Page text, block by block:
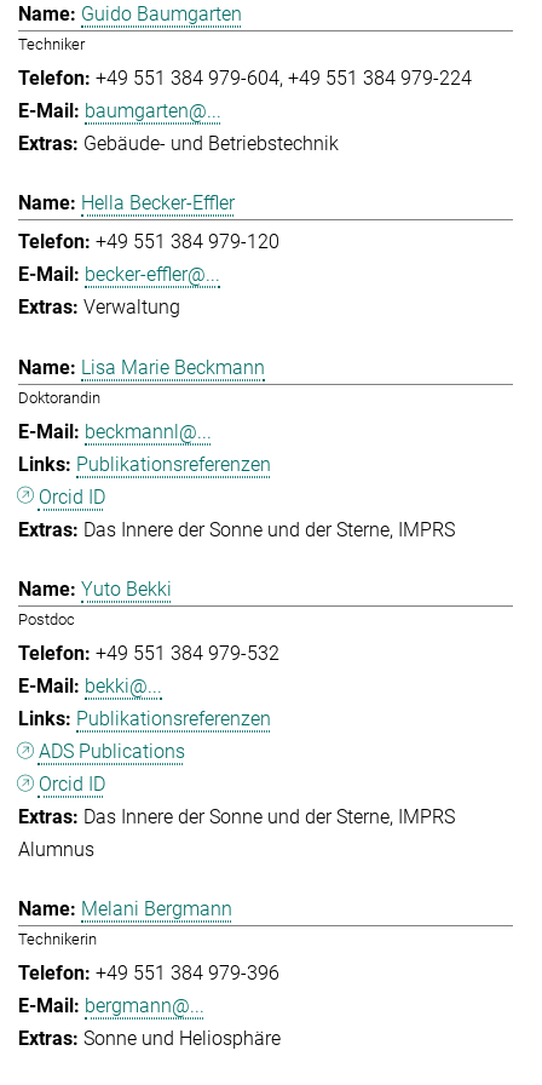
Guido Baumgarten
Techniker
+49 551 384 979-604 +49 551 384 979-224
baumgarten@...
Gebäude- und Betriebstechnik
Hella Becker-Effler
+49 551 384 979-120
becker-effler@...
Verwaltung
Lisa Marie Beckmann
Doktorandin
beckmannl@...
Publikationsreferenzen
Orcid ID
Das Innere der Sonne und der Sterne IMPRS
Yuto Bekki
Postdoc
+49 551 384 979-532
bekki@...
Publikationsreferenzen
ADS Publications
Orcid ID
Das Innere der Sonne und der Sterne IMPRS
Alumnus
Melani Bergmann
Technikerin
+49 551 384 979-396
bergmann@...
Sonne und Heliosphäre